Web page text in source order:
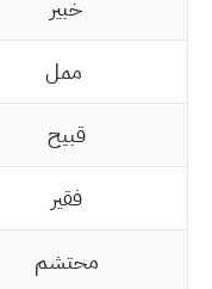
خبير
ممل
قبيح
فقير
محتشم